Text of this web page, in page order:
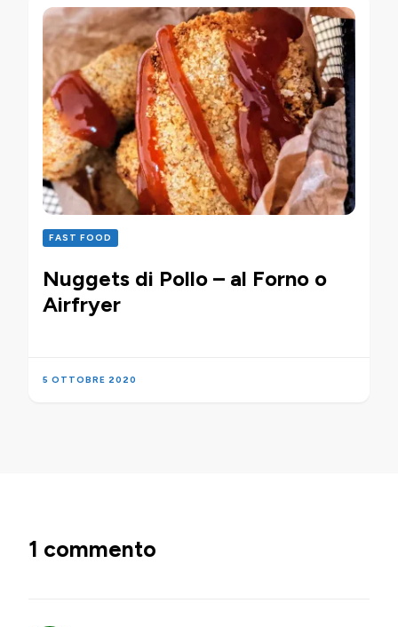
FAST FOOD
Nuggets di Pollo – al Forno o
Airfryer
5 OTTOBRE 2020
1 commento